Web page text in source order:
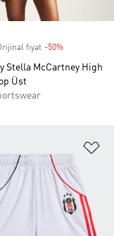
fiyat -50%
Stella McCartney High
Üst